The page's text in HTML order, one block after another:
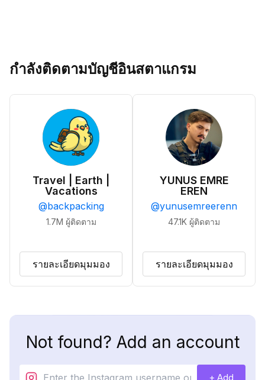
กำลังติดตามบัญชีอินสตาแกรม
Travel | Earth |
Vacations
@backpacking
1.7M ผู้ติดตาม
รายละเอียดมุมมอง
YUNUS EMRE
EREN
@yunusemreerenn
47.1K ผู้ติดตาม
รายละเอียดมุมมอง
Not found? Add an account
+ Add